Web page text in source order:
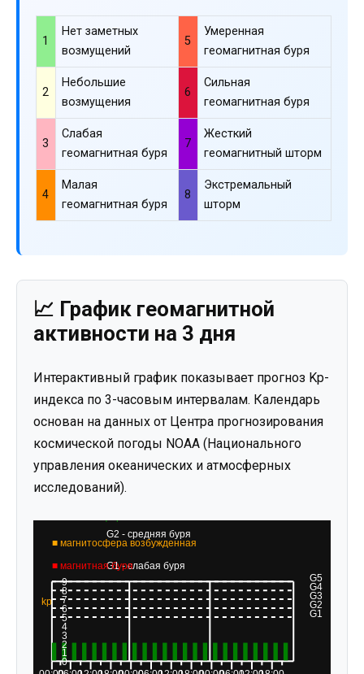
1
Нет заметных
возмущений
5
Умеренная
геомагнитная буря
2
Небольшие
возмущения
6
Сильная
геомагнитная буря
3
Слабая
геомагнитная буря
7
Жесткий
геомагнитный шторм
4
Малая
геомагнитная буря
8
Экстремальный
шторм
📈 График геомагнитной
активности на 3 дня
Интерактивный график показывает прогноз Kp-
индекса по 3-часовым интервалам. Календарь
основан на данных от Центра прогнозирования
космической погоды NOAA (Национального
управления океанических и атмосферных
исследований).